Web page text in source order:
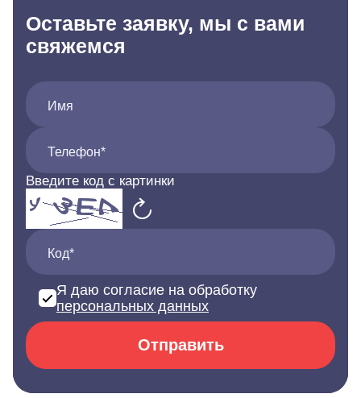
Оставьте заявку, мы с вами
свяжемся
Имя
Телефон*
Введите код с картинки
Код*
Я даю согласие на обработку
персональных данных
Отправить